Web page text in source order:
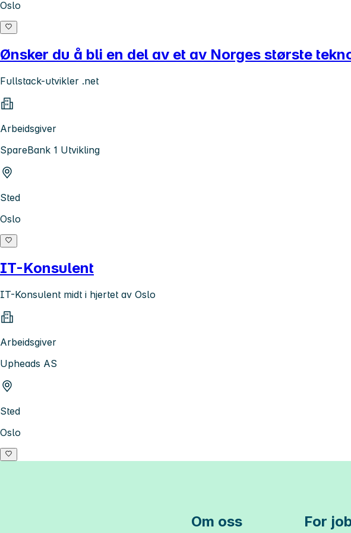
Oslo
Ønsker du å bli en del av et av Norges største
Fullstack-utvikler .net
Arbeidsgiver
SpareBank 1 Utvikling
Sted
Oslo
IT-Konsulent
IT-Konsulent midt i hjertet av Oslo
Arbeidsgiver
Upheads AS
Sted
Oslo
Om oss For